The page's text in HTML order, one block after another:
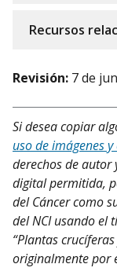
Recursos
Revisión: 7 de
Si desea copiar
uso de imágenes
derechos de autor
digital permitida,
del Cáncer como
del NCI usando el
“Plantas
originalmente por